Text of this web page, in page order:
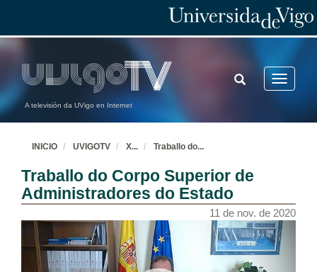
A televisión da UVigo en Internet
Toggle
TOGGLE
SEARCH
INICIO UVIGOTV X... Traballo do...
Traballo do Corpo Superior de
Administradores do Estado
11 de nov. de 2020